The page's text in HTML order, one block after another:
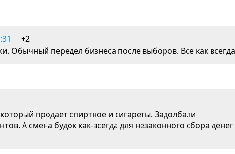
+2
Обычный передел бизнеса после выборов. Все как всегда
продает спиртное и сигареты. Задолбали
А смена будок как-всегда для незаконного сбора денег